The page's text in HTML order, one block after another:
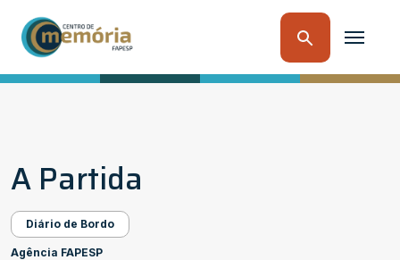
A Partida
Diário de Bordo
Agência FAPESP